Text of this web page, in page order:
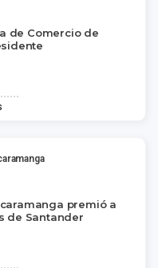
de Comercio de
premió a
de Santander